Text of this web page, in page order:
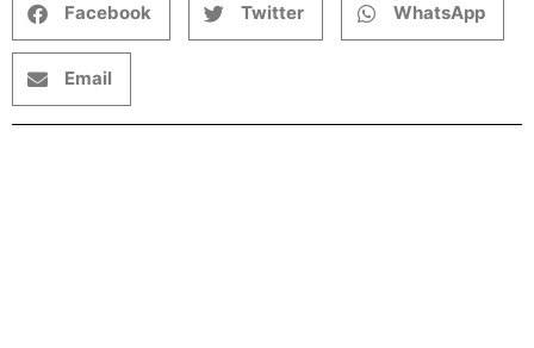
Facebook Twitter WhatsApp
Email